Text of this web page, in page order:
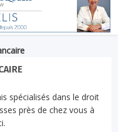
spécialisés dans le droit
près de chez vous à